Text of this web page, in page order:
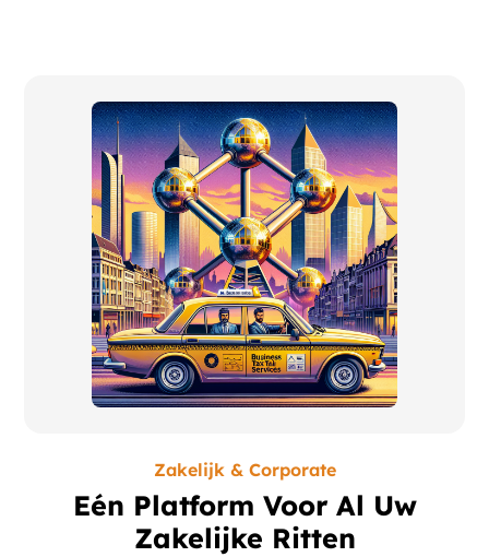
Zakelijk & Corporate
Eén Platform Voor Al Uw
Zakelijke Ritten